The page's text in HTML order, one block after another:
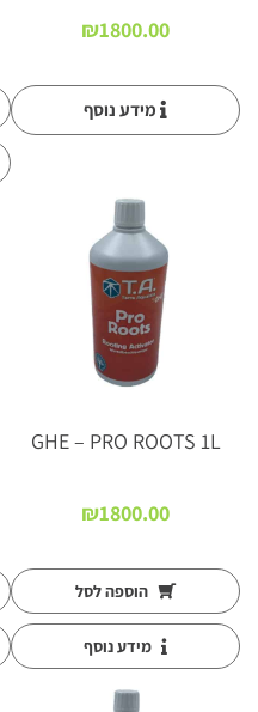
₪1800.00
מידע נוסף
GHE – PRO ROOTS 1L
₪1800.00
הוספה לסל
מידע נוסף